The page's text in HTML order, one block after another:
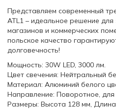
Представляем современный
ATL1 – идеальное решение
магазинов и коммерческих
польское качество
долговечность!
Мощность: 30W LED, 3000 лм.
Цвет свечения: Нейтральный
Материал: Алюминий белого
Направление: Поворотное, для
Размеры: Высота 128 мм,